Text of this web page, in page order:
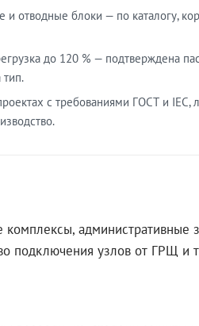
и отводные блоки — по каталогу,
до 120 % — подтверждена
с требованиями ГОСТ и IEC,
административные
подключения узлов от ГРЩ и